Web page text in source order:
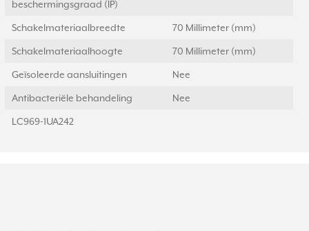
beschermingsgraad (IP)
Schakelmateriaalbreedte 70 Millimeter (mm)
Schakelmateriaalhoogte 70 Millimeter (mm)
Geïsoleerde aansluitingen Nee
Antibacteriële behandeling Nee
LC969-1UA242